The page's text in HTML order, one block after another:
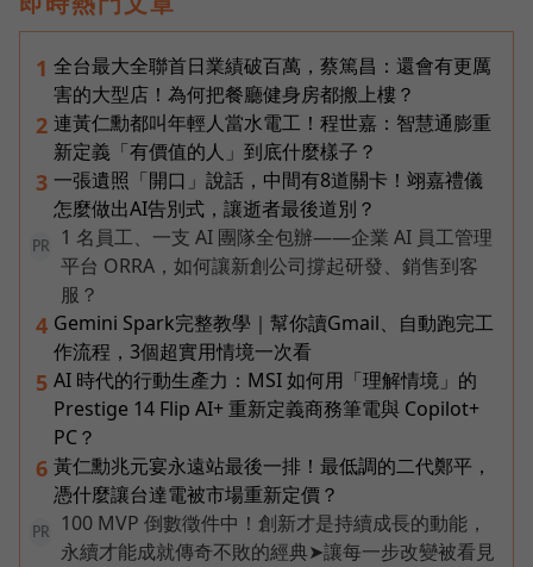
1 全台最大全聯首日業績破百萬，蔡篤昌：還會有更厲
害的大型店！為何把餐廳健身房都搬上樓？
2 連黃仁勳都叫年輕人當水電工！程世嘉：智慧通膨重
新定義「有價值的人」到底什麼樣子？
3 一張遺照「開口」說話，中間有8道關卡！翊嘉禮儀
怎麼做出AI告別式，讓逝者最後道別？
PR
1 名員工、一支 AI 團隊全包辦——企業 AI 員工管理
平台 ORRA，如何讓新創公司撐起研發、銷售到客
服？
4 Gemini Spark完整教學｜幫你讀Gmail、自動跑完工
作流程，3個超實用情境一次看
5 AI 時代的行動生產力：MSI 如何用「理解情境」的
Prestige 14 Flip AI+ 重新定義商務筆電與 Copilot+
PC？
6 黃仁勳兆元宴永遠站最後一排！最低調的二代鄭平，
憑什麼讓台達電被市場重新定價？
PR
100 MVP 倒數徵件中！創新才是持續成長的動能，
永續才能成就傳奇不敗的經典➤讓每一步改變被看見